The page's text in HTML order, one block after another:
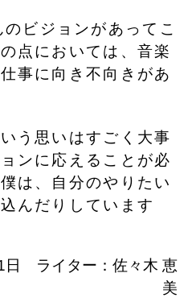
ビジョンがあってこ
点においては、音楽
事に向き不向きがあ
う思いはすごく大事
ンに応えることが必
は、自分のやりたい
んだりしています
日 ライター：佐々木 恵
美